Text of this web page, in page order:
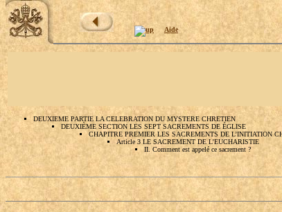
Aide
DEUXIEME PARTIE LA CELEBRATION DU MYSTERE CHRETIEN
DEUXIÈME SECTION LES SEPT SACREMENTS DE ÉGLISE
CHAPITRE PREMIER LES SACREMENTS DE L’INITIATION
Article 3 LE SACREMENT DE L’EUCHARISTIE
II. Comment est appelé ce sacrement ?